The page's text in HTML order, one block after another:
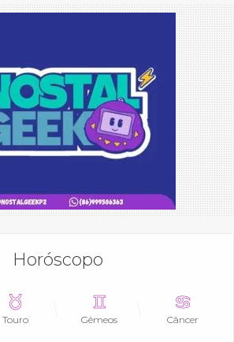
Horóscopo
Touro Gêmeos Câncer